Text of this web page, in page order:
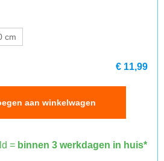
cm
€ 11,99
aan winkelwagen
= binnen 3 werkdagen in huis*